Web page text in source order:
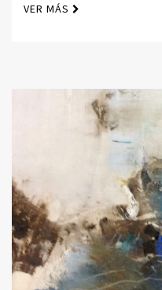
VER MÁS